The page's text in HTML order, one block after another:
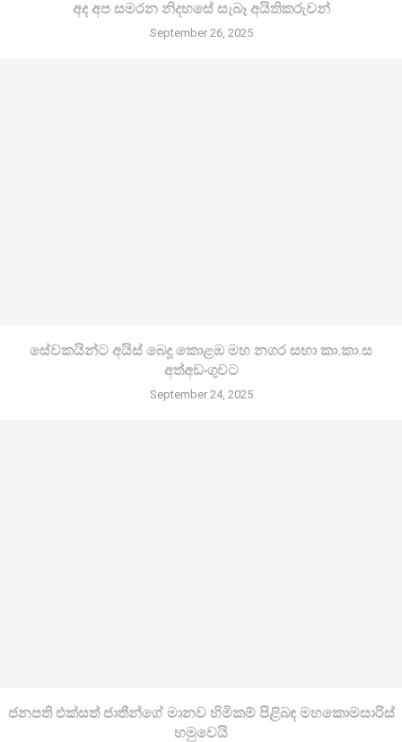
අද අප සමරන නිදහසේ සැබෑ අයිතිකරුවන්
September 26, 2025
සේවකයින්ට අයිස් බෙදූ කොළඹ මහ නගර සභා කා.කා.ස
අත්අඩංගුවට
September 24, 2025
ජනපති එක්සත් ජාතීන්ගේ මානව හිමිකම් පිළිබඳ මහකොමසාරිස්
හමුවෙයි